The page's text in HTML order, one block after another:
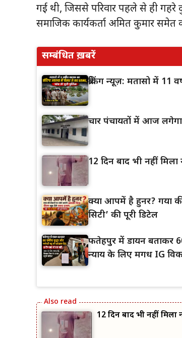
गई थी, जिससे परिवार पहले से ही
समाजिक कार्यकर्ता अमित कुमार समेत
सम्बंधित ख़बरें
ब्रेकिंग न्यूज़: मतासो में
चार पंचायतों में आज लगेगा
12 दिन बाद भी नहीं
क्या आपमें है हुनर? गया
सिटी’ की पूरी डिटेल
फतेहपुर में डायन बताकर
न्याय के लिए मगध IG
12 दिन बाद भी नहीं